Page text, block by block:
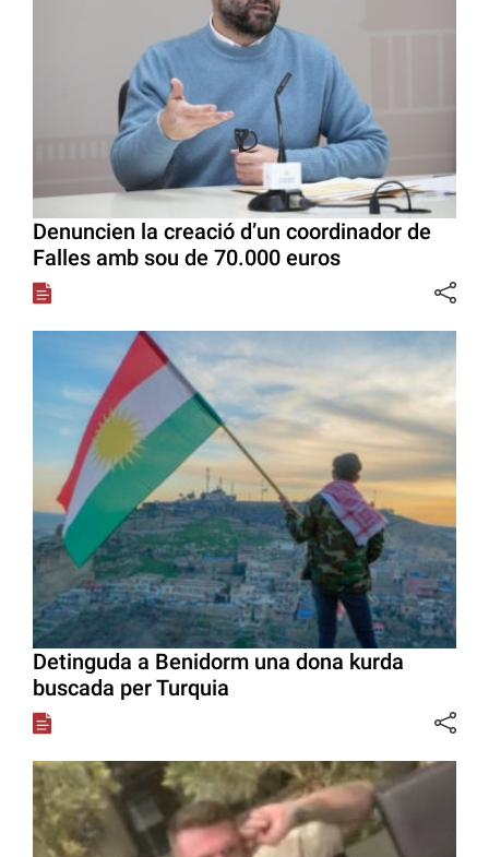
Denuncien la creació d’un coordinador de
Falles amb sou de 70.000 euros
Detinguda a Benidorm una dona kurda
buscada per Turquia